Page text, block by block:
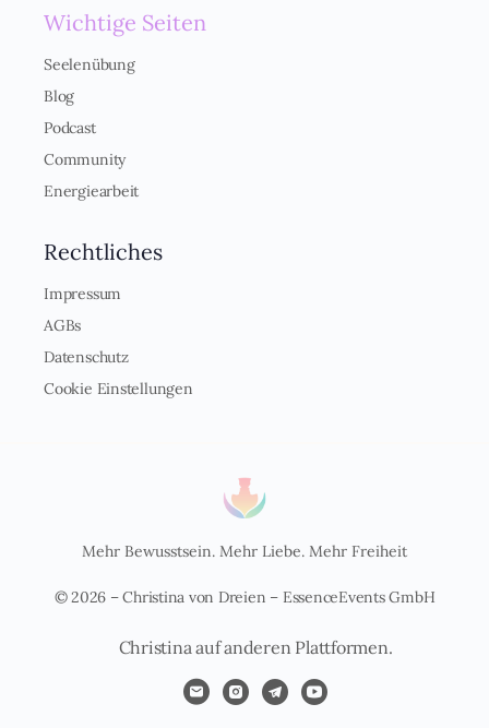
*
Wichtige Seiten
Seelenübung
Blog
Podcast
Community
Energiearbeit
Rechtliches
Impressum
AGBs
Datenschutz
Cookie Einstellungen
Mehr Bewusstsein. Mehr Liebe. Mehr Freiheit
© 2026 – Christina von Dreien – EssenceEvents GmbH
Christina auf anderen Plattformen.